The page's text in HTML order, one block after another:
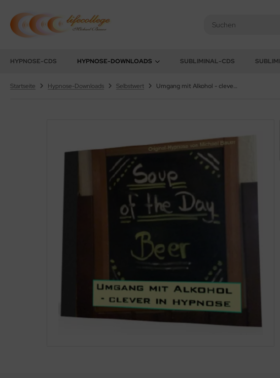
HYPNOSE-CDS HYPNOSE-DOWNLOADS SUBLIMINAL-CDS
Startseite Hypnose-Downloads Selbstwert Umgang mit Alkohol - clever in hypnose - *MP3-Download*
Bauer - Lifecollege